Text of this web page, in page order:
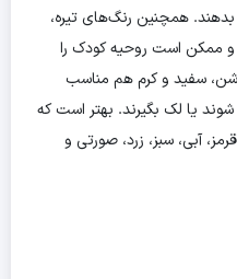
همچنین رنگ‌های تیره،
ممکن است روحیه کودک را
سفید و کرم هم مناسب
یا لک بگیرند. بهتر است که
آبی، سبز، زرد، صورتی و